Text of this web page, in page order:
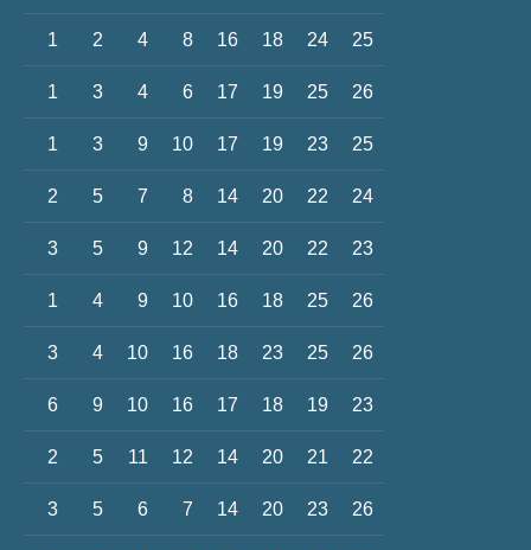
1 2 4 8 16 18 24 25
1 3 4 6 17 19 25 26
1 3 9 10 17 19 23 25
2 5 7 8 14 20 22 24
3 5 9 12 14 20 22 23
1 4 9 10 16 18 25 26
3 4 10 16 18 23 25 26
6 9 10 16 17 18 19 23
2 5 11 12 14 20 21 22
3 5 6 7 14 20 23 26